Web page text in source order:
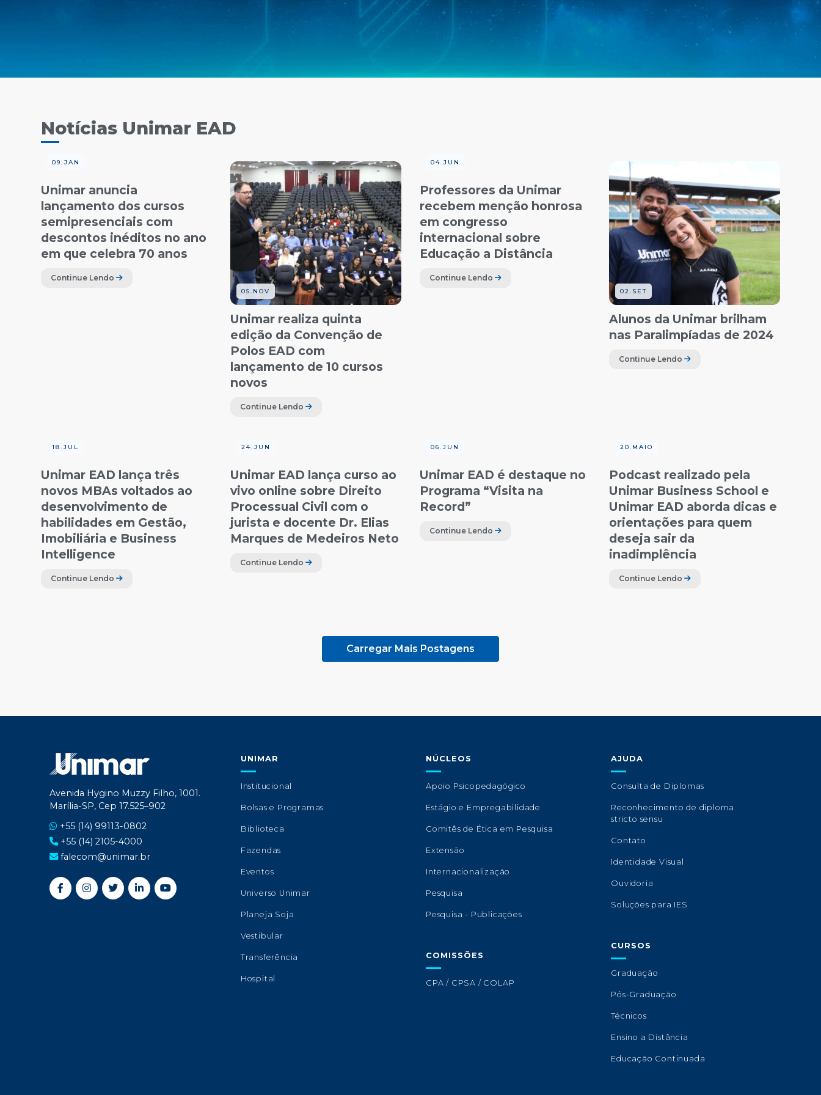
Notícias Unimar EAD
09.JAN
Unimar anuncia
lançamento dos cursos
semipresenciais com
descontos inéditos no ano
em que celebra 70 anos
Continue Lendo
05.NOV
Unimar realiza quinta
edição da Convenção de
Polos EAD com
lançamento de 10 cursos
novos
Continue Lendo
04.JUN
Professores da Unimar
recebem menção honrosa
em congresso
internacional sobre
Educação a Distância
Continue Lendo
02.SET
Alunos da Unimar brilham
nas Paralimpíadas de 2024
Continue Lendo
18.JUL
Unimar EAD lança três
novos MBAs voltados ao
desenvolvimento de
habilidades em Gestão,
Imobiliária e Business
Intelligence
Continue Lendo
24.JUN
Unimar EAD lança curso ao
vivo online sobre Direito
Processual Civil com o
jurista e docente Dr. Elias
Marques de Medeiros Neto
Continue Lendo
06.JUN
Unimar EAD é destaque no
Programa “Visita na
Record”
Continue Lendo
20.MAIO
Podcast realizado pela
Unimar Business School e
Unimar EAD aborda dicas e
orientações para quem
deseja sair da
inadimplência
Continue Lendo
Carregar Mais Postagens
Avenida Hygino Muzzy Filho, 1001.
Marília-SP, Cep 17.525–902
+55 (14) 99113-0802
+55 (14) 2105-4000
falecom@unimar.br
UNIMAR
Institucional
Bolsas e Programas
Biblioteca
Fazendas
Eventos
Universo Unimar
Planeja Soja
Vestibular
Transferência
Hospital
NÚCLEOS
Apoio Psicopedagógico
Estágio e Empregabilidade
Comitês de Ética em Pesquisa
Extensão
Internacionalização
Pesquisa
Pesquisa - Publicações
COMISSÕES
CPA / CPSA / COLAP
AJUDA
Consulta de Diplomas
Reconhecimento de diploma
stricto sensu
Contato
Identidade Visual
Ouvidoria
Soluções para IES
CURSOS
Graduação
Pós-Graduação
Técnicos
Ensino a Distância
Educação Continuada